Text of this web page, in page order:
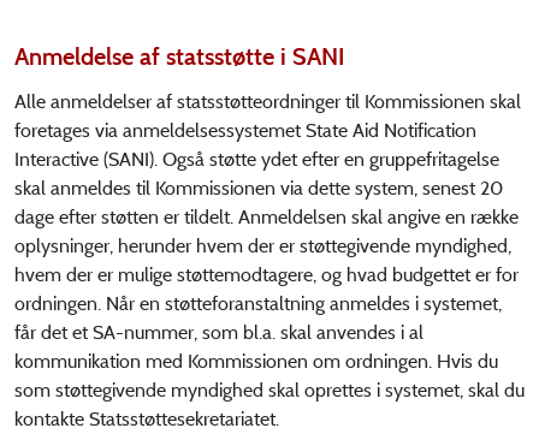
Anmeldelse af statsstøtte i SANI
Alle anmeldelser af statsstøtteordninger til Kommissionen skal
foretages via anmeldelsessystemet State Aid Notification
Interactive (SANI). Også støtte ydet efter en gruppefritagelse
skal anmeldes til Kommissionen via dette system, senest 20
dage efter støtten er tildelt. Anmeldelsen skal angive en række
oplysninger, herunder hvem der er støttegivende myndighed,
hvem der er mulige støttemodtagere, og hvad budgettet er for
ordningen. Når en støtteforanstaltning anmeldes i systemet,
får det et SA-nummer, som bl.a. skal anvendes i al
kommunikation med Kommissionen om ordningen. Hvis du
som støttegivende myndighed skal oprettes i systemet, skal du
kontakte Statsstøttesekretariatet.